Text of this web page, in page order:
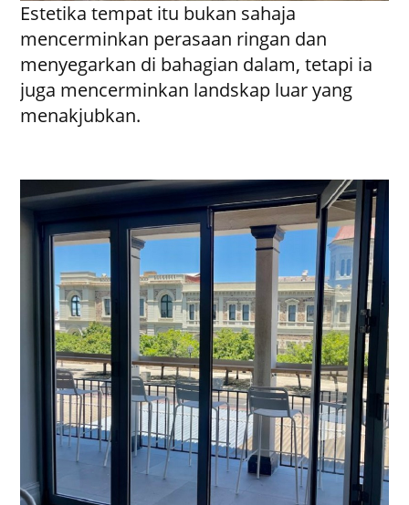
Estetika tempat itu bukan sahaja
mencerminkan perasaan ringan dan
menyegarkan di bahagian dalam, tetapi ia
juga mencerminkan landskap luar yang
menakjubkan.